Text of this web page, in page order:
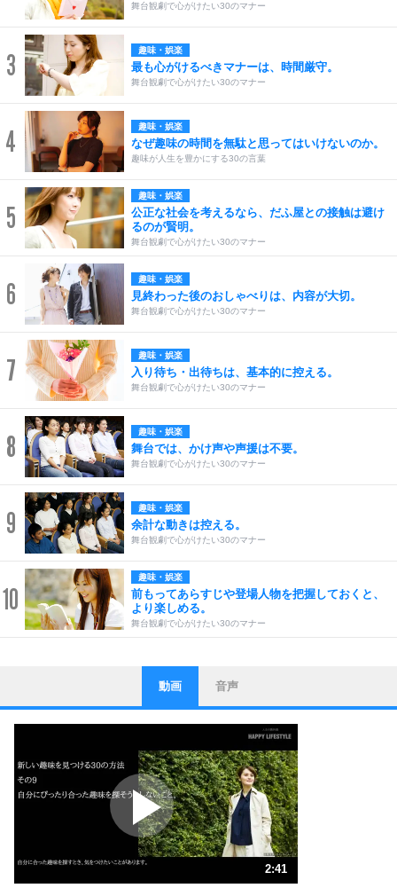
舞台観劇で心がけたい30のマナー
3 趣味・娯楽
最も心がけるべきマナーは、時間厳守。
舞台観劇で心がけたい30のマナー
4 趣味・娯楽
なぜ趣味の時間を無駄と思ってはいけないのか。
趣味が人生を豊かにする30の言葉
5
趣味・娯楽
公正な社会を考えるなら、だふ屋との接触は避け
るのが賢明。
舞台観劇で心がけたい30のマナー
6 趣味・娯楽
見終わった後のおしゃべりは、内容が大切。
舞台観劇で心がけたい30のマナー
7 趣味・娯楽
入り待ち・出待ちは、基本的に控える。
舞台観劇で心がけたい30のマナー
8 趣味・娯楽
舞台では、かけ声や声援は不要。
舞台観劇で心がけたい30のマナー
9 趣味・娯楽
余計な動きは控える。
舞台観劇で心がけたい30のマナー
10
趣味・娯楽
前もってあらすじや登場人物を把握しておくと、
より楽しめる。
舞台観劇で心がけたい30のマナー
1
ストレス対策
他人と比べない。
いっそのこと、他人を見ない。
いらいらしない人になる30の方法
プラス思考
ポジティブになれない原因は、行動しないから。
ポジティブ思考になる30の方法
ストレス対策
人生、なんとかなるもの。
気楽に生きる30の方法
動画 音声
2:41